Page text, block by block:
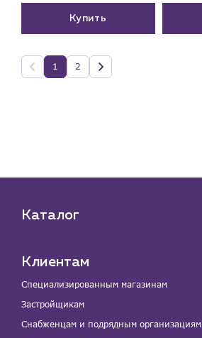
Купить
1 2
Каталог
Клиентам
Специализированным магазинам
Застройщикам
Снабженцам и подрядным организациям